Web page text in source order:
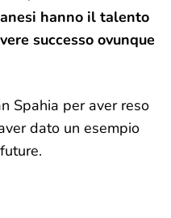
hanno il talento
successo ovunque
Spahia per aver reso
dato un esempio